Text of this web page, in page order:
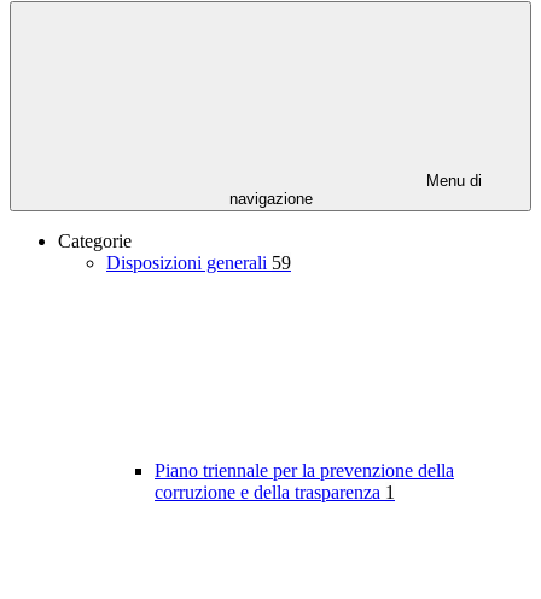
Menu di
navigazione
Categorie
Disposizioni generali 59
Piano triennale per la prevenzione della
corruzione e della trasparenza 1